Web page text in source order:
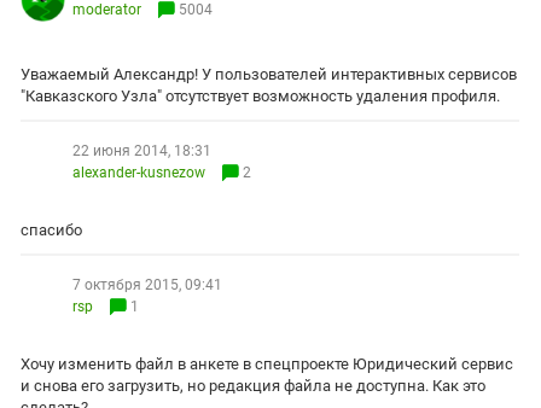
Краснодарский край
Нагорный Карабах
Российская Федерация
Северная Осетия - Алания
Чечня
Южный Кавказ
ЮФО
moderator
5004
Уважаемый Александр! У пользователей интерактивных сервисов
"Кавказского Узла" отсутствует возможность удаления профиля.
22 июня 2014, 18:31
alexander-kusnezow
2
спасибо
7 октября 2015, 09:41
rsp
1
Хочу изменить файл в анкете в спецпроекте Юридический сервис
и снова его загрузить, но редакция файла не доступна. Как это